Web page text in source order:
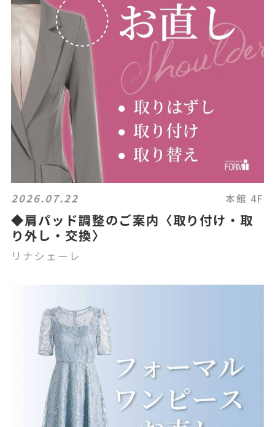
2026.07.22 本館 4F
◆肩パッド調整のご案内〈取り付け・取
り外し・交換〉
リナシェーレ